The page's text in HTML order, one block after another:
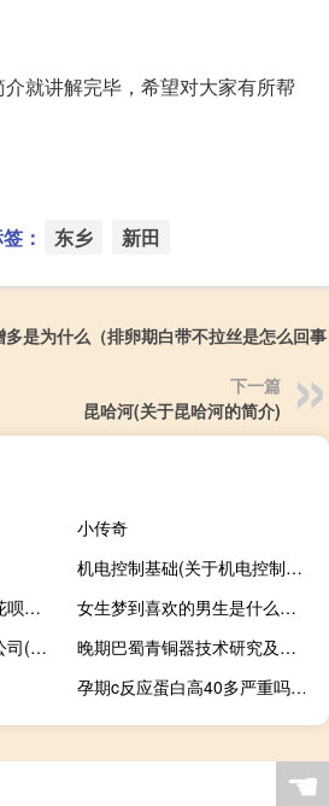
就讲解完毕，希望对大家有所帮
： 东乡 新田
是为什么（排卵期白带不拉丝是怎么回
下一篇
昆哈河(关于昆哈河的简介)
小传奇
机电控制基础(关于机电控制基础的简介)
花呗红包怎么用视频（花呗红包怎么用）
女生梦到喜欢的男生是什么意思（梦到喜欢的男生是什么意思）
杭州澹海投资管理有限公司(关于杭州澹海投资管理有限公司的简介)
晚期巴蜀青铜器技术研究及兵器斑纹工艺探讨(关于晚期巴蜀青铜器技术研究及兵器斑纹工艺探讨的简介)
孕期c反应蛋白高40多严重吗（一周岁c反应蛋白高40多严重吗）
☚